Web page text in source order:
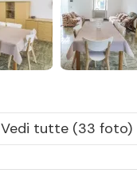
Vedi tutte (33 foto)